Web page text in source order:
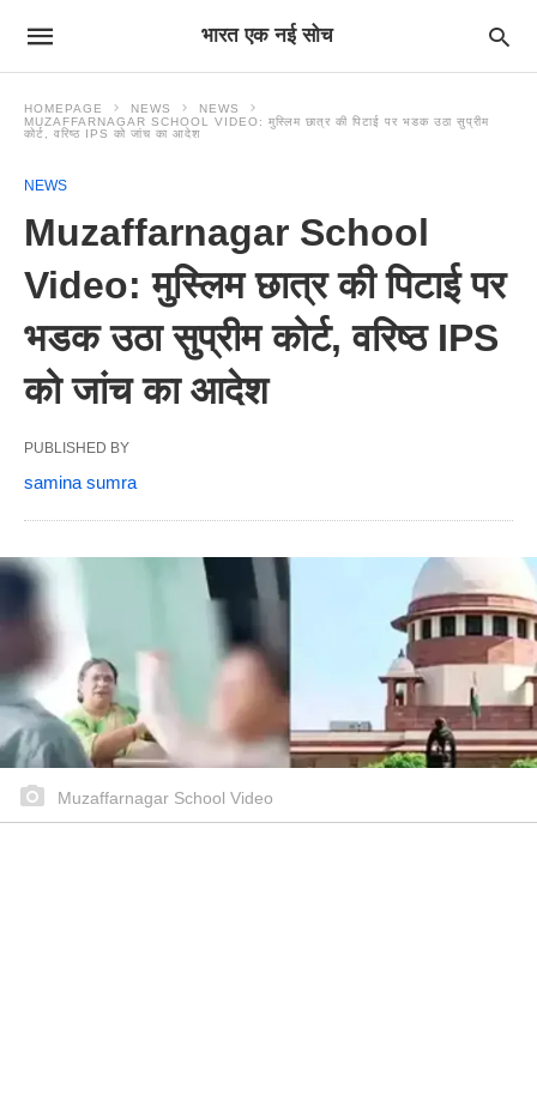
भारत एक नई सोच
HOMEPAGE NEWS
NEWS
MUZAFFARNAGAR SCHOOL VIDEO: मुस्लिम छात्र की पिटाई पर भडक उठा सुप्रीम
कोर्ट, वरिष्ठ IPS को जांच का आदेश
NEWS
Muzaffarnagar School
Video: मुस्लिम छात्र की पिटाई पर
भडक उठा सुप्रीम कोर्ट, वरिष्ठ IPS
को जांच का आदेश
PUBLISHED BY
samina sumra
Muzaffarnagar School Video